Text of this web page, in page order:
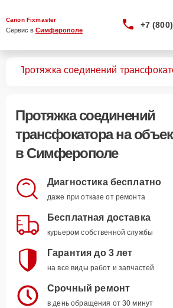
Canon Fixmaster
Сервис в Симферополе
+7
Протяжка соединений
Протяжка соединений
трансфокаторана
в Симферополе
Диагностика бесплатно
даже при отказе от ремонта
Бесплатная доставка
курьером собственной службы
Гарантия до 3 лет
на все виды работ и запчастей
Срочный ремонт
в день обращения от 30 минут